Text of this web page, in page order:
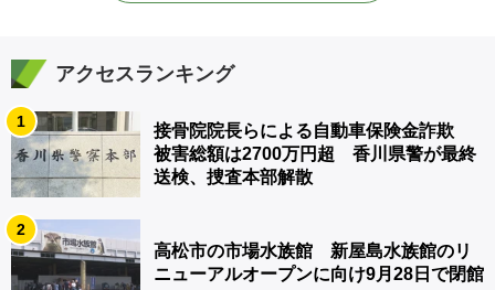
アクセスランキング
1
接骨院院長らによる自動車保険金詐欺
被害総額は2700万円超 香川県警が最終
送検、捜査本部解散
2
高松市の市場水族館 新屋島水族館のリ
ニューアルオープンに向け9月28日で閉館